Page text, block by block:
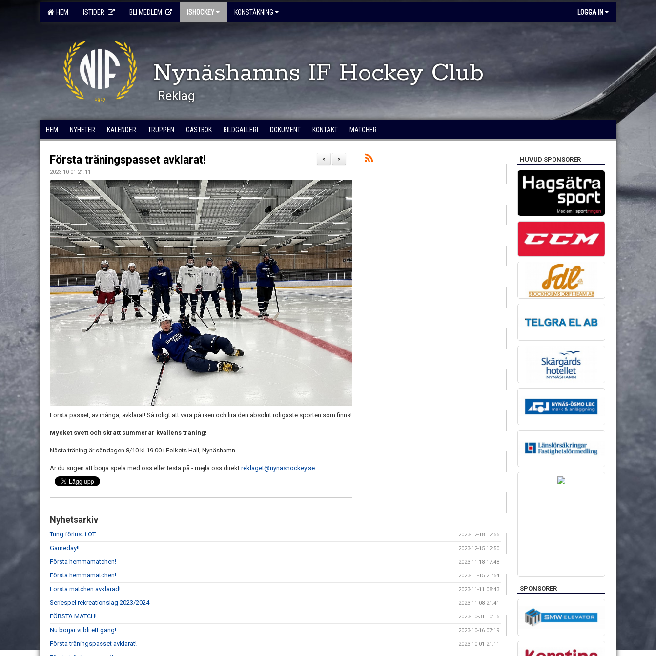
HEM ISTIDER BLI MEDLEM ISHOCKEY KONSTÅKNING LOGGA IN
Nynäshamns IF Hockey Club
Reklag
HEM NYHETER KALENDER TRUPPEN GÄSTBOK BILDGALLERI DOKUMENT KONTAKT MATCHER
>
<
Första träningspasset avklarat!
2023-10-01 21:11
Första passet, av många, avklarat! Så roligt att vara på isen och lira den absolut roligaste sporten som finns!
Mycket svett och skratt summerar kvällens träning!
Nästa träning är söndagen 8/10 kl.19.00 i Folkets Hall, Nynäshamn.
Är du sugen att börja spela med oss eller testa på - mejla oss direkt reklaget@nynashockey.se
Nyhetsarkiv
Tung förlust i OT 2023-12-18 12:55
Gameday!! 2023-12-15 12:50
Första hemmamatchen! 2023-11-18 17:48
Första hemmamatchen! 2023-11-15 21:54
Första matchen avklarad! 2023-11-11 08:43
Seriespel rekreationslag 2023/2024 2023-11-08 21:41
FÖRSTA MATCH! 2023-10-31 10:15
Nu börjar vi bli ett gäng! 2023-10-16 07:19
Första träningspasset avklarat! 2023-10-01 21:11
HUVUD SPONSORER
SPONSORER